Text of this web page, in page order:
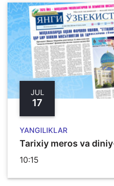
JUL
17
YANGILIKLAR
Tarixiy meros va
10:15